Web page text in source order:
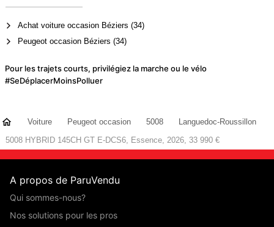
Achat voiture occasion Béziers (34)
Peugeot occasion Béziers (34)
Pour les trajets courts, privilégiez la marche ou le vélo
#SeDéplacerMoinsPolluer
Voiture Peugeot occasion 5008
Languedoc-Roussillon
5008 HYBRID 145CH GT E-DCS6, Essence, 2026, 33 990 €
A propos de ParuVendu
Qui sommes-nous?
Nos solutions pour les pros